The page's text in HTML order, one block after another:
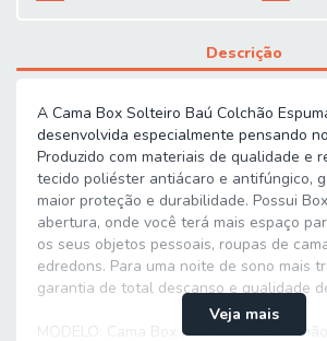
Descrição
A Cama Box Solteiro Baú Colchão
desenvolvida especialmente pensando
Produzido com materiais de qualidade e
tecido poliéster antiácaro e antifúngico,
maior proteção e durabilidade. Possui
abertura, onde você terá mais espaço
os seus objetos pessoais, roupas de
edredons. Para uma noite de sono mais
garantia de total descanso e qualidade
MODELO: Cama Box Baú Solteiro Colchão
Veja mais